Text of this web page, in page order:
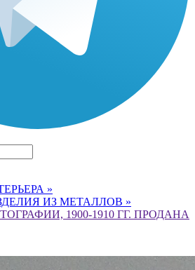
»
ИЗ МЕТАЛЛОВ »
1900-1910 ГГ. ПРОДАНА